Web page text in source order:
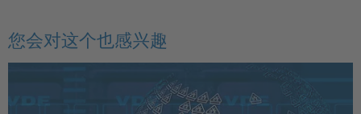
您会对这个也感兴趣